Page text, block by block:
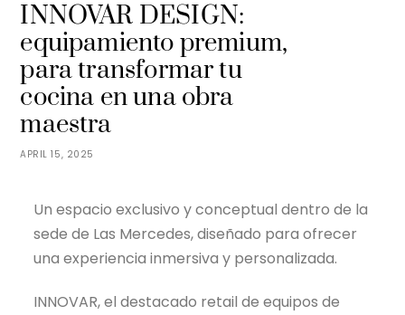
APRIL 15, 2025
INNOVAR DESIGN:
equipamiento premium,
para transformar tu
cocina en una obra
maestra
Un espacio exclusivo y conceptual dentro de la
sede de Las Mercedes, diseñado para ofrecer
una experiencia inmersiva y personalizada.
INNOVAR, el destacado retail de equipos de